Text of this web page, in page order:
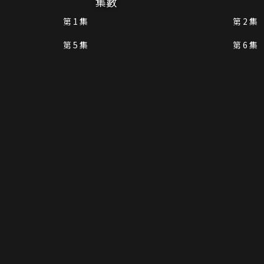
第 1 集 第 2 集
第 5 集
第 6 集